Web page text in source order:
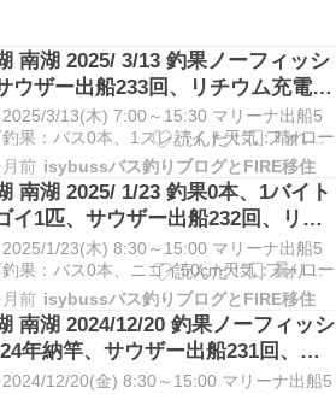
南湖 2025/ 3/13 釣果ノーフィッシ
ウザー出船233回、リチウム充電
2025/3/13(木) 7:00～15:30 マリーナ出船5
果：バス0本、1スレバイト天気：晴れ／
～16.5℃／水温9.5～12.5℃／風0～4m/s場
湖南湖／ミヤコマリーナマリックス距
ザー395／エンジン約12㎞、エレキ約8㎞
6時…
前 isybussバス釣りブログとFIRE移住
南湖 2025/ 1/23 釣果0本、1バイト
イ1匹、サウザー出船232回、リチ
電266回
2025/1/23(木) 8:30～15:00 マリーナ出船5
果：バス0本、ニゴイ50cm天気：曇り
のち晴れ／気温2.0～11.0℃／水温7.5～
0～3m/s場所：琵琶湖南湖／ミヤコマリ
ックス距離：サウザー395／エンジン約
エレキ約…
前 isybussバス釣りブログとFIRE移住
南湖 2024/12/20 釣果ノーフィッシ
年納竿、サウザー出船231回、リ
充電265回
2024/12/20(金) 8:30～15:00 マリーナ出船5